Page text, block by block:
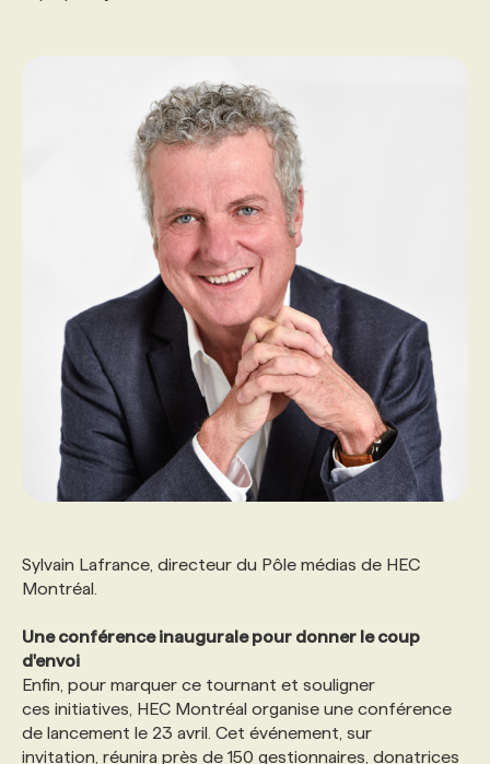
Sylvain Lafrance, directeur du Pôle médias de HEC
Montréal.
Une conférence inaugurale pour donner le coup
d'envoi
Enfin, pour marquer ce tournant et souligner
ces initiatives, HEC Montréal organise une conférence
de lancement le 23 avril. Cet événement, sur
invitation, réunira près de 150 gestionnaires, donatrices